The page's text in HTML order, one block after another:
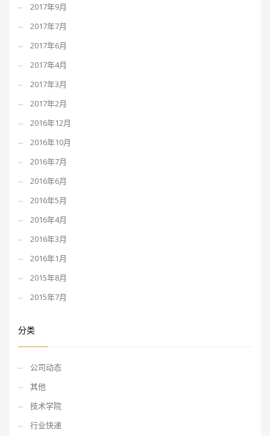
2017年9月
2017年7月
2017年6月
2017年4月
2017年3月
2017年2月
2016年12月
2016年10月
2016年7月
2016年6月
2016年5月
2016年4月
2016年3月
2016年1月
2015年8月
2015年7月
分类
公司动态
其他
技术学院
行业快递